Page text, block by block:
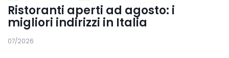
Ristoranti aperti ad agosto: i
migliori indirizzi in Italia
07/2026